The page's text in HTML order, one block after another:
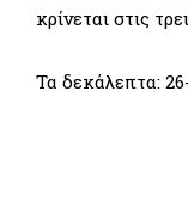
κρίνεται στις
Τα δεκάλεπτα: